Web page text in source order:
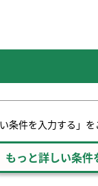
件を入力する」を